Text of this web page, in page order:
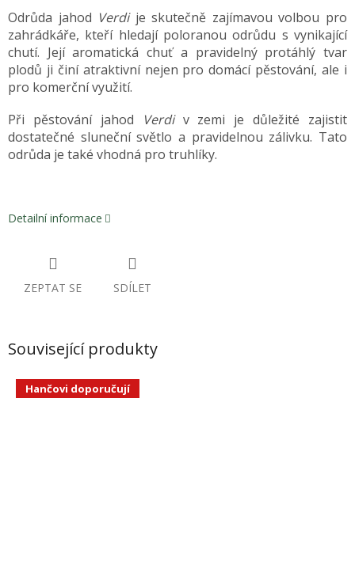
Odrůda jahod Verdije skutečně zajímavou volbou pro
zahrádkáře, kteří hledají poloranou odrůdu s vynikající
chutí. Její aromatická chuť a pravidelný protáhlý tvar
plodů ji činí atraktivní nejen pro domácí pěstování, ale i
pro komerční využití.
Při pěstování jahod
Verdiv zemi je důležité zajistit
dostatečné sluneční světlo a pravidelnou zálivku. Tato
odrůda je také vhodná pro truhlíky.
Detailní informace
ZEPTAT SE SDÍLET
Související produkty
Hančovi doporučují